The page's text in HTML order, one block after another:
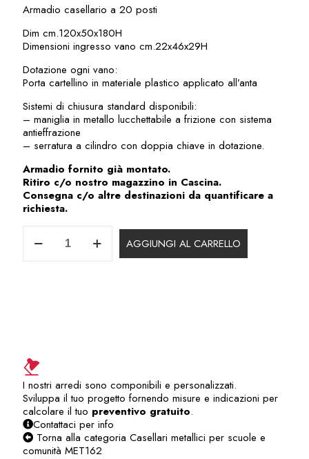
Armadio casellario a 20 posti
Dim cm.120x50x180H
Dimensioni ingresso vano cm.22x46x29H
Dotazione ogni vano:
Porta cartellino in materiale plastico applicato all’anta
Sistemi di chiusura standard disponibili:
– maniglia in metallo lucchettabile a frizione con sistema
antieffrazione
– serratura a cilindro con doppia chiave in dotazione.
Armadio fornito già montato.
Ritiro c/o nostro magazzino in Cascina.
Consegna c/o altre destinazioni da quantificare a
richiesta.
20
AGGIUNGI AL CARRELLO
I nostri arredi sono componibili e personalizzati.
Sviluppa il tuo progetto fornendo misure e indicazioni per
calcolare il tuo preventivo gratuito.
Contattaci per info
Torna alla categoria Casellari metallici per scuole e
comunità MET162